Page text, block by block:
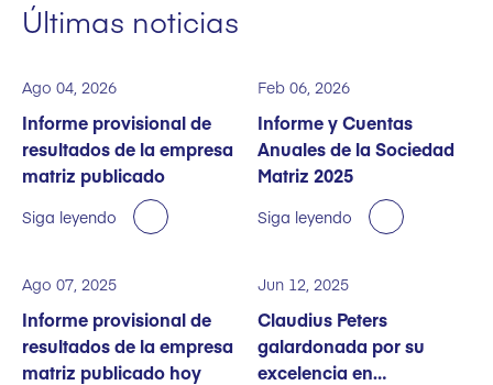
Últimas noticias
Ago 04, 2026
Informe provisional de
resultados de la empresa
matriz publicado
Siga leyendo
Feb 06, 2026
Informe y Cuentas
Anuales de la Sociedad
Matriz 2025
Siga leyendo
Ago 07, 2025
Informe provisional de
resultados de la empresa
matriz publicado hoy
Jun 12, 2025
Claudius Peters
galardonada por su
excelencia en